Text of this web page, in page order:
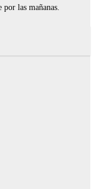
las mañanas.